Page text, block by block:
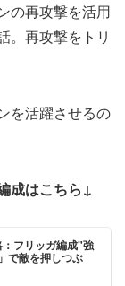
の再攻撃を活用
。再攻撃をトリ
を活躍させるの
成はこちら↓
：フリッガ編成"強
で敵を押しつぶ